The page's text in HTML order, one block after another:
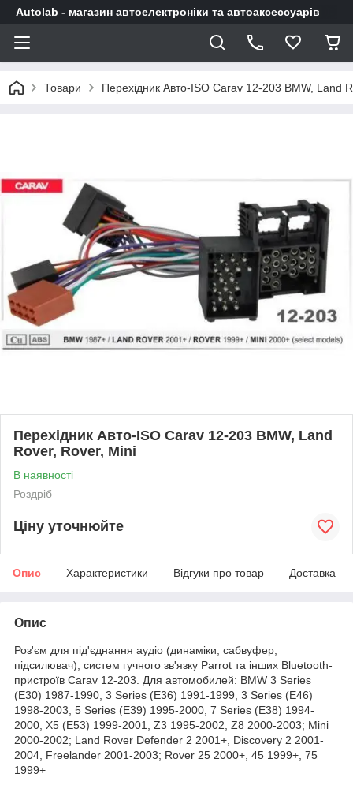
Autolab - магазин автоелектроніки та автоаксессуарів
Товари Перехідник Авто-ISO Carav 12-203 BMW, Land
Перехідник Авто-ISO Carav 12-203 BMW, Land
Rover, Rover, Mini
В наявності
Роздріб
Ціну уточнюйте
Опис Характеристики Відгуки про товар Доставка
Опис
Роз'єм для під'єднання аудіо (динаміки, сабвуфер,
підсилювач), систем гучного зв'язку Parrot та інших Bluetooth-
пристроїв Carav 12-203. Для автомобилей: BMW 3 Series
(E30) 1987-1990, 3 Series (E36) 1991-1999, 3 Series (E46)
1998-2003, 5 Series (E39) 1995-2000, 7 Series (E38) 1994-
2000, X5 (E53) 1999-2001, Z3 1995-2002, Z8 2000-2003; Mini
2000-2002; Land Rover Defender 2 2001+, Discovery 2 2001-
2004, Freelander 2001-2003; Rover 25 2000+, 45 1999+, 75
1999+